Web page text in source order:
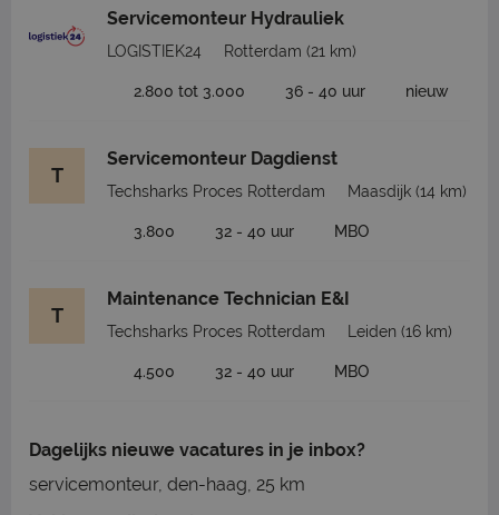
Servicemonteur Hydrauliek
LOGISTIEK24 Rotterdam (21 km)
2.800 tot 3.000 36 - 40 uur nieuw
T
Servicemonteur Dagdienst
Techsharks Proces Rotterdam Maasdijk (14 km)
3.800 32 - 40 uur MBO
T
Maintenance Technician E&I
Techsharks Proces Rotterdam Leiden (16 km)
4.500 32 - 40 uur MBO
Dagelijks nieuwe vacatures in je inbox?
servicemonteur, den-haag, 25 km